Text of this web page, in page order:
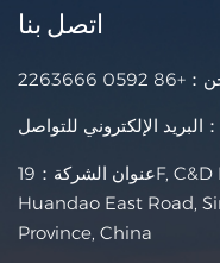
اتصل بنا
：
+86 0592 2263666
البريد الإلكتروني للتواصل：
عنوان الشركة：19F, C&D International Building, No.1699
Huandao East Road,
Province, China